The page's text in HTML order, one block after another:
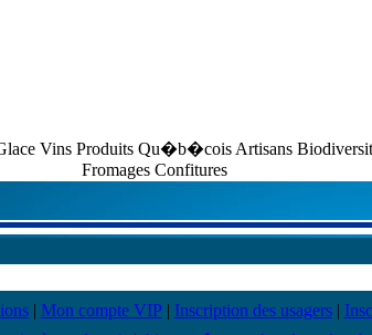
Vins Produits Qu�b�cois Artisans
Fromages Confitures
| Mon compte VIP| Inscription des usagers|